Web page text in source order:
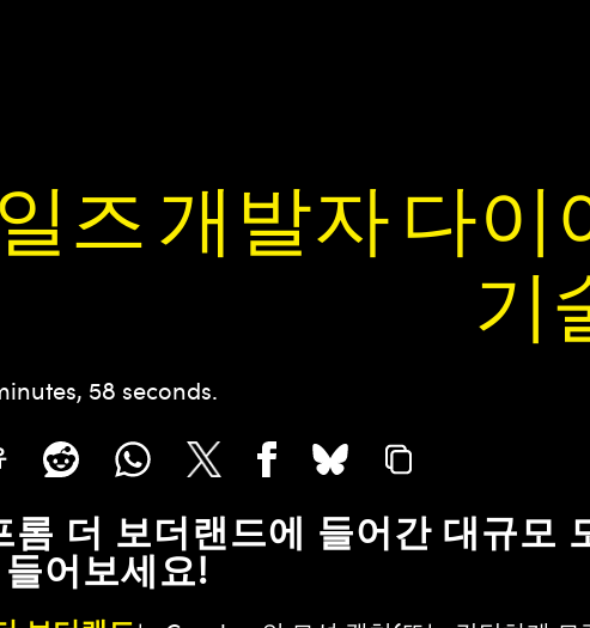
즈 개발자 다이
기
58 seconds
롬 더 보더랜드에 들어간 대규모
어보세요!